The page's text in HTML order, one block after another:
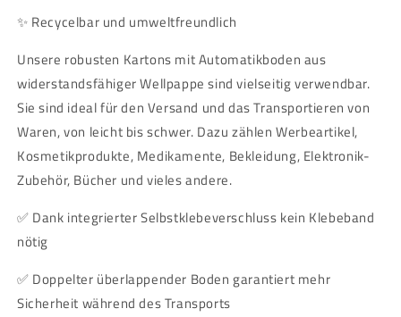
✨ Recycelbar und umweltfreundlich
Unsere robusten Kartons mit Automatikboden aus
widerstandsfähiger Wellpappe sind vielseitig verwendbar.
Sie sind ideal für den Versand und das Transportieren von
Waren, von leicht bis schwer. Dazu zählen Werbeartikel,
Kosmetikprodukte, Medikamente, Bekleidung, Elektronik-
Zubehör, Bücher und vieles andere.
✅ Dank integrierter Selbstklebeverschluss kein Klebeband
nötig
✅ Doppelter überlappender Boden garantiert mehr
Sicherheit während des Transports